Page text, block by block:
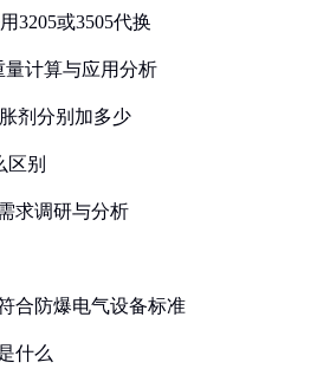
3205或3505代换
量计算与应用分析
剂分别加多少
区别
求调研与分析
合防爆电气设备标准
什么